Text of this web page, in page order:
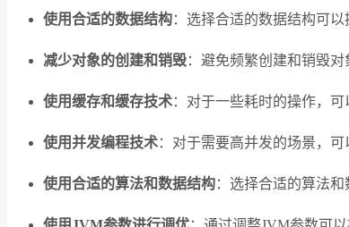
使用合适的数据结构：选择合适的数据结构可
减少对象的创建和销毁：避免频繁创建和销毁
使用缓存和缓存技术：对于一些耗时的操作，可
使用并发编程技术：对于需要高并发的场景，
使用合适的算法和数据结构：选择合适的算法